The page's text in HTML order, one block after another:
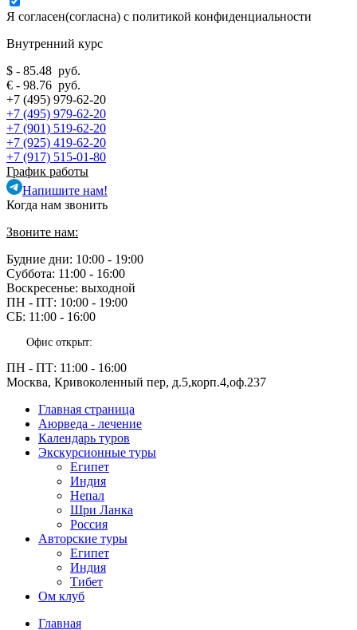
Я согласен(согласна) с политикой конфиденциальности
Внутренний курс
$ - 85.48 руб.
€ - 98.76 руб.
+7 (495) 979-62-20
+7 (495) 979-62-20
+7 (901) 519-62-20
+7 (925) 419-62-20
+7 (917) 515-01-80
График работы
Напишите нам!
Когда нам звонить
Звоните нам:
Будние дни: 10:00 - 19:00
Суббота: 11:00 - 16:00
Воскресенье: выходной
ПН - ПТ: 10:00 - 19:00
СБ: 11:00 - 16:00
Офис открыт:
ПН - ПТ: 11:00 - 16:00
Москва, Кривоколенный пер, д.5,корп.4,оф.237
Главная страница
Аюрведа - лечение
Календарь туров
Экскурсионные туры
Египет
Индия
Непал
Шри Ланка
Россия
Авторские туры
Египет
Индия
Тибет
Ом клуб
Главная